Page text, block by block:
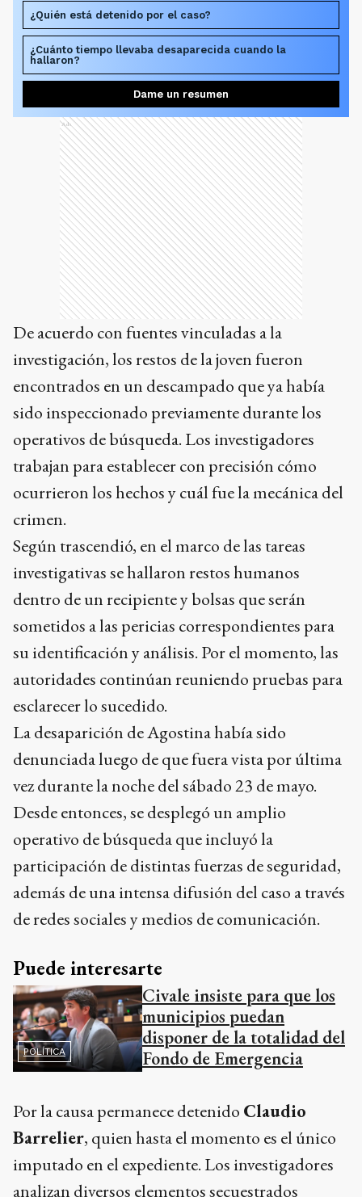
¿Quién está detenido por el caso?
¿Cuánto tiempo llevaba desaparecida cuando la
hallaron?
Dame un resumen
Ads
De acuerdo con fuentes vinculadas a la
investigación, los restos de la joven fueron
encontrados en un descampado que ya había
sido inspeccionado previamente durante los
operativos de búsqueda. Los investigadores
trabajan para establecer con precisión cómo
ocurrieron los hechos y cuál fue la mecánica del
crimen.
Según trascendió, en el marco de las tareas
investigativas se hallaron restos humanos
dentro de un recipiente y bolsas que serán
sometidos a las pericias correspondientes para
su identificación y análisis. Por el momento, las
autoridades continúan reuniendo pruebas para
esclarecer lo sucedido.
La desaparición de Agostina había sido
denunciada luego de que fuera vista por última
vez durante la noche del sábado 23 de mayo.
Desde entonces, se desplegó un amplio
operativo de búsqueda que incluyó la
participación de distintas fuerzas de seguridad,
además de una intensa difusión del caso a través
de redes sociales y medios de comunicación.
Puede interesarte
POLÍTICA
Civale insiste para que los
municipios puedan
disponer de la totalidad del
Fondo de Emergencia
Por la causa permanece detenido Claudio
Barrelier, quien hasta el momento es el único
imputado en el expediente. Los investigadores
analizan diversos elementos secuestrados